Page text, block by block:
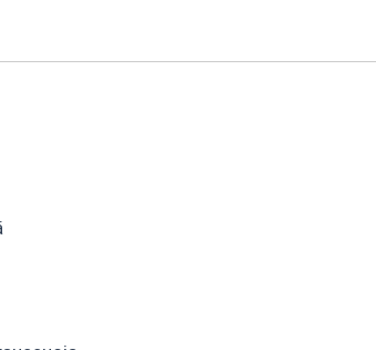
nurmialueille. Se sopii erityisesti
alueita nopeasti ja tarkasti. Sen